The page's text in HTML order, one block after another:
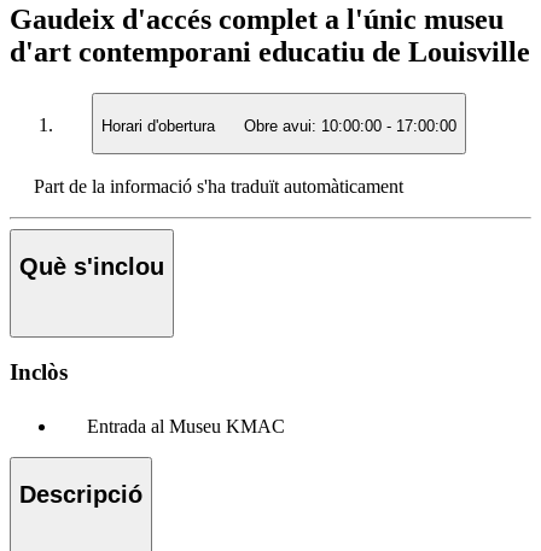
Gaudeix d'accés complet a l'únic museu
d'art contemporani educatiu de Louisville
Horari d'obertura Obre avui: 10:00:00 - 17:00:00
Part de la informació s'ha traduït automàticament
Què s'inclou
Inclòs
Entrada al Museu KMAC
Descripció